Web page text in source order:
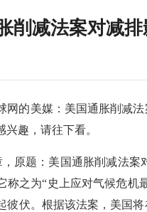
削减法案对减
网的美媒：美国通胀削减
趣，请往下看。
原题：美国通胀削减法
称之为“史上应对气候危机
彼伏。根据该法案，美国